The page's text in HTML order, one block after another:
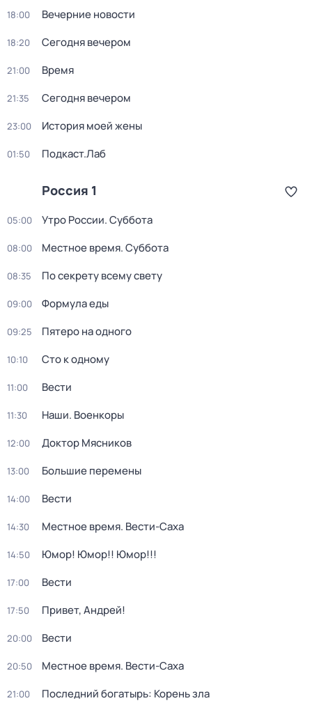
18:00 Вечерние новости
18:20 Сегодня вечером
21:00 Время
21:35 Сегодня вечером
23:00 История моей жены
01:50 Подкаст.Лаб
Россия 1
05:00 Утро России. Суббота
08:00 Местное время. Суббота
08:35 По секрету всему свету
09:00 Формула еды
09:25 Пятеро на одного
10:10 Сто к одному
11:00 Вести
11:30 Наши. Военкоры
12:00 Доктор Мясников
13:00 Большие перемены
14:00 Вести
14:30 Местное время. Вести-Саха
14:50 Юмор! Юмор!! Юмор!!!
17:00 Вести
17:50 Привет, Андрей!
20:00 Вести
20:50 Местное время. Вести-Саха
21:00 Последний богатырь: Корень зла